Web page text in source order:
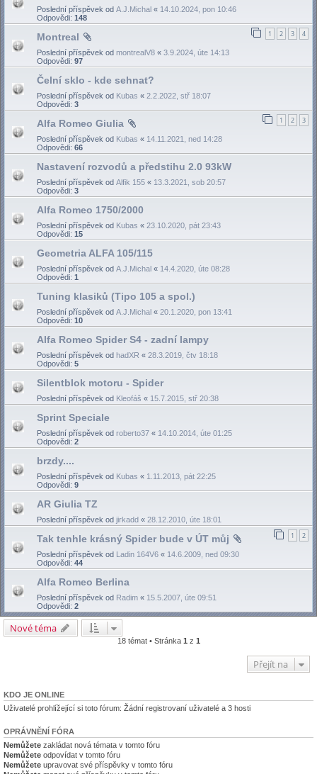
Poslední příspěvek od A.J.Michal « 14.10.2024, pon 10:46
Odpovědi: 148
1 2 3 4
Montreal
Poslední příspěvek od montrealV8 « 3.9.2024, úte 14:13
Odpovědi: 97
Čelní sklo - kde sehnat?
Poslední příspěvek od Kubas « 2.2.2022, stř 18:07
Odpovědi: 3
1 2 3
Alfa Romeo Giulia
Poslední příspěvek od Kubas « 14.11.2021, ned 14:28
Odpovědi: 66
Nastavení rozvodů a předstihu 2.0 93kW
Poslední příspěvek od Alfik 155 « 13.3.2021, sob 20:57
Odpovědi: 3
Alfa Romeo 1750/2000
Poslední příspěvek od Kubas « 23.10.2020, pát 23:43
Odpovědi: 15
Geometria ALFA 105/115
Poslední příspěvek od A.J.Michal « 14.4.2020, úte 08:28
Odpovědi: 1
Tuning klasiků (Tipo 105 a spol.)
Poslední příspěvek od A.J.Michal « 20.1.2020, pon 13:41
Odpovědi: 10
Alfa Romeo Spider S4 - zadní lampy
Poslední příspěvek od hadXR « 28.3.2019, čtv 18:18
Odpovědi: 5
Silentblok motoru - Spider
Poslední příspěvek od Kleofáš « 15.7.2015, stř 20:38
Sprint Speciale
Poslední příspěvek od roberto37 « 14.10.2014, úte 01:25
Odpovědi: 2
brzdy....
Poslední příspěvek od Kubas « 1.11.2013, pát 22:25
Odpovědi: 9
AR Giulia TZ
Poslední příspěvek od jirkadd « 28.12.2010, úte 18:01
1 2
Tak tenhle krásný Spider bude v ÚT můj
Poslední příspěvek od Ladin 164V6 « 14.6.2009, ned 09:30
Odpovědi: 44
Alfa Romeo Berlina
Poslední příspěvek od Radim « 15.5.2007, úte 09:51
Odpovědi: 2
Nové téma
18 témat • Stránka 1 z 1
Přejít na
KDO JE ONLINE
Uživatelé prohlížející si toto fórum: Žádní registrovaní uživatelé a 3 hosti
OPRÁVNĚNÍ FÓRA
Nemůžete zakládat nová témata v tomto fóru
Nemůžete odpovídat v tomto fóru
Nemůžete upravovat své příspěvky v tomto fóru